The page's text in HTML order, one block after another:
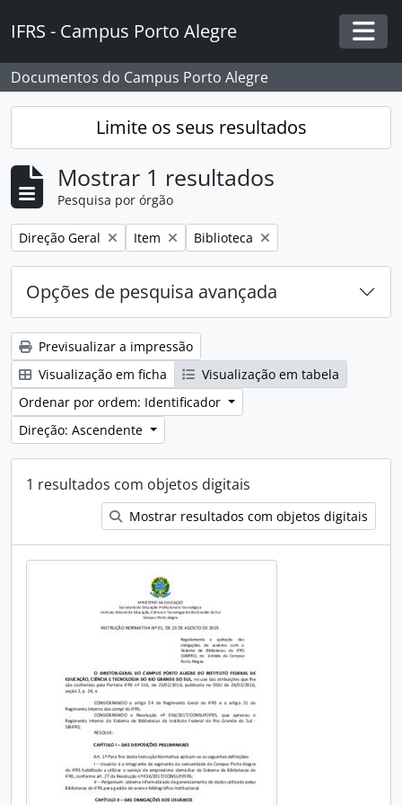
IFRS - Campus Porto Alegre
Documentos do Campus Porto Alegre
Limite os seus resultados
Mostrar 1 resultados
Pesquisa por órgão
Remover filtro:
Direção Geral Remover filtro:
Item Remover filtro:
Biblioteca
Opções de pesquisa avançada
Previsualizar a impressão
Visualização em ficha
Visualização em tabela
Ordenar por ordem: Identificador
Direção: Ascendente
1 resultados com objetos digitais
Mostrar resultados com objetos digitais